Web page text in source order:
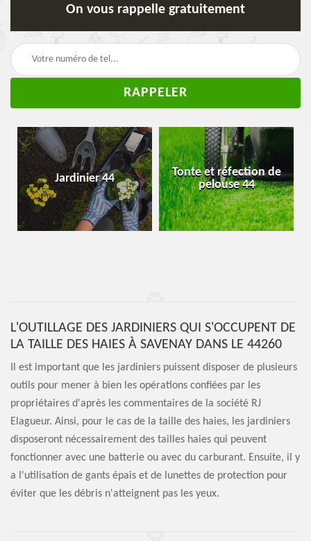
On vous rappelle gratuitement
Jardinier 44
Tonte et réfection de
pelouse 44
L'OUTILLAGE DES JARDINIERS QUI S'OCCUPENT DE
LA TAILLE DES HAIES À SAVENAY DANS LE 44260
Il est important que les jardiniers puissent disposer de plusieurs
outils pour mener à bien les opérations confiées par les
propriétaires d'après les commentaires de la société RJ
Elagueur. Ainsi, pour le cas de la taille des haies, les jardiniers
disposeront nécessairement des tailles haies qui peuvent
fonctionner avec une batterie ou avec du carburant. Ensuite, il y
a l'utilisation de gants épais et de lunettes de protection pour
éviter que les débris n'atteignent pas les yeux.